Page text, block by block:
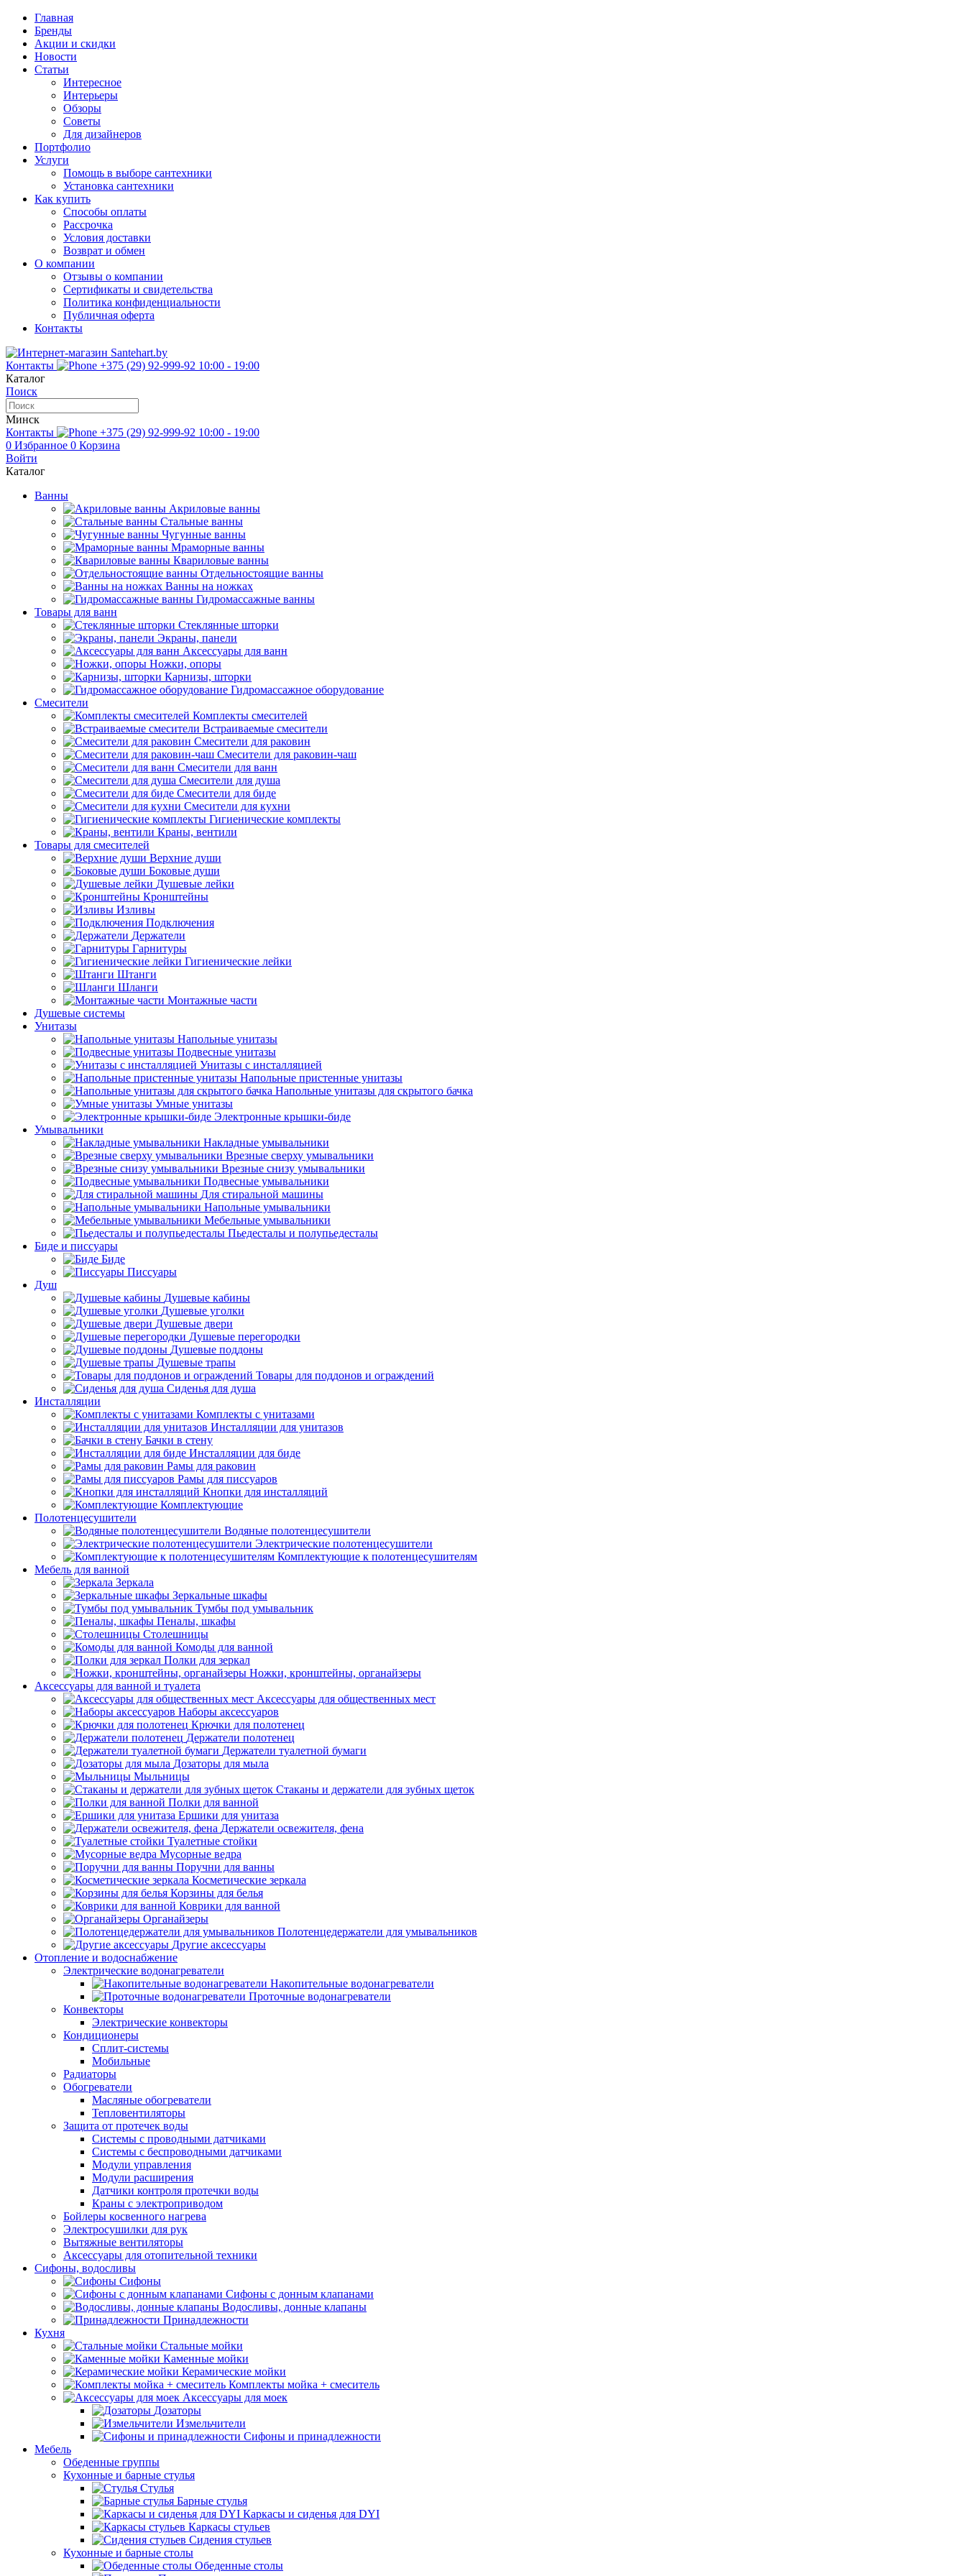
Главная
Бренды
Акции и скидки
Новости
Статьи
Интересное
Интерьеры
Обзоры
Советы
Для дизайнеров
Портфолио
Услуги
Помощь в выборе сантехники
Установка сантехники
Как купить
Способы оплаты
Рассрочка
Условия доставки
Возврат и обмен
О компании
Отзывы о компании
Сертификаты и свидетельства
Политика конфиденциальности
Публичная оферта
Контакты
Контакты +375 (29) 92-999-92 10:00 - 19:00
Каталог
Поиск
Минск
Контакты
+375 (29) 92-999-92 10:00 - 19:00
0 Избранное 0 Корзина
Войти
Каталог
Ванны
Акриловые ванны
Стальные ванны
Чугунные ванны
Мраморные ванны
Квариловые ванны
Отдельностоящие ванны
Ванны на ножках
Гидромассажные ванны
Товары для ванн
Стеклянные шторки
Экраны, панели
Аксессуары для ванн
Ножки, опоры
Карнизы, шторки
Гидромассажное оборудование
Смесители
Комплекты смесителей
Встраиваемые смесители
Смесители для раковин
Смесители для раковин-чаш
Смесители для ванн
Смесители для душа
Смесители для биде
Смесители для кухни
Гигиенические комплекты
Краны, вентили
Товары для смесителей
Верхние души
Боковые души
Душевые лейки
Кронштейны
Изливы
Подключения
Держатели
Гарнитуры
Гигиенические лейки
Штанги
Шланги
Монтажные части
Душевые системы
Унитазы
Напольные унитазы
Подвесные унитазы
Унитазы с инсталляцией
Напольные пристенные унитазы
Напольные унитазы для скрытого бачка
Умные унитазы
Электронные крышки-биде
Умывальники
Накладные умывальники
Врезные сверху умывальники
Врезные снизу умывальники
Подвесные умывальники
Для стиральной машины
Напольные умывальники
Мебельные умывальники
Пьедесталы и полупьедесталы
Биде и писсуары
Биде
Писсуары
Душ
Душевые кабины
Душевые уголки
Душевые двери
Душевые перегородки
Душевые поддоны
Душевые трапы
Товары для поддонов и ограждений
Сиденья для душа
Инсталляции
Комплекты с унитазами
Инсталляции для унитазов
Бачки в стену
Инсталляции для биде
Рамы для раковин
Рамы для писсуаров
Кнопки для инсталляций
Комплектующие
Полотенцесушители
Водяные полотенцесушители
Электрические полотенцесушители
Комплектующие к полотенцесушителям
Мебель для ванной
Зеркала
Зеркальные шкафы
Тумбы под умывальник
Пеналы, шкафы
Столешницы
Комоды для ванной
Полки для зеркал
Ножки, кронштейны, органайзеры
Аксессуары для ванной и туалета
Аксессуары для общественных мест
Наборы аксессуаров
Крючки для полотенец
Держатели полотенец
Держатели туалетной бумаги
Дозаторы для мыла
Мыльницы
Стаканы и держатели для зубных щеток
Полки для ванной
Ершики для унитаза
Держатели освежителя, фена
Туалетные стойки
Мусорные ведра
Поручни для ванны
Косметические зеркала
Корзины для белья
Коврики для ванной
Органайзеры
Полотенцедержатели для умывальников
Другие аксессуары
Отопление и водоснабжение
Электрические водонагреватели
Накопительные водонагреватели
Проточные водонагреватели
Конвекторы
Электрические конвекторы
Кондиционеры
Сплит-системы
Мобильные
Радиаторы
Обогреватели
Масляные обогреватели
Тепловентиляторы
Защита от протечек воды
Системы с проводными датчиками
Системы с беспроводными датчиками
Модули управления
Модули расширения
Датчики контроля протечки воды
Краны с электроприводом
Бойлеры косвенного нагрева
Электросушилки для рук
Вытяжные вентиляторы
Аксессуары для отопительной техники
Сифоны, водосливы
Сифоны
Сифоны с донным клапанами
Водосливы, донные клапаны
Принадлежности
Кухня
Стальные мойки
Каменные мойки
Керамические мойки
Комплекты мойка + смеситель
Аксессуары для моек
Дозаторы
Измельчители
Сифоны и принадлежности
Мебель
Обеденные группы
Кухонные и барные стулья
Стулья
Барные стулья
Каркасы и сиденья для DYI
Каркасы стульев
Сидения стульев
Кухонные и барные столы
Обеденные столы